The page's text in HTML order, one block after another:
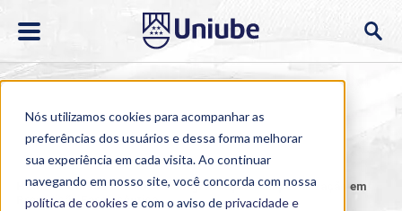
Nós utilizamos cookies para acompanhar as
preferências dos usuários e dessa forma melhorar
sua experiência em cada visita. Ao continuar
navegando em nosso site, você concorda com nossa
política de cookies e com o aviso deprivacidade e
Home > Cursos > EAD > Pós-graduação >Especialização em
Prescrição Farmacêutica